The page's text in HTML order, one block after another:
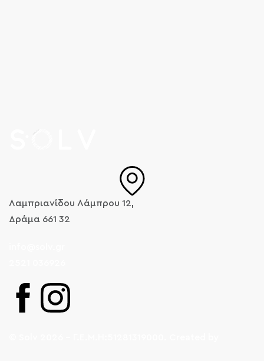
Λαμπριανίδου Λάμπρου 12,
Δράμα 661 32